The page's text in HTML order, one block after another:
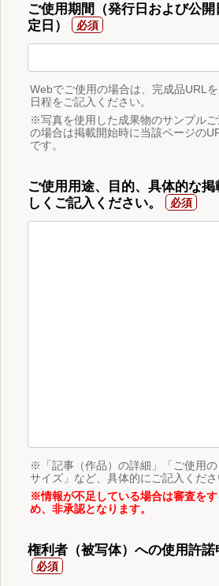
ご使用期間（発行日および公
定日）
Webでご使用の場合は、完成品URL
日程をご記入ください。
※写真を使用した成果物のサンプル
の場合は掲載開始時に当該ページの
です。
ご使用用途、目的、具体的な
しくご記入ください。
※「記事（作品）の詳細」「ご使用
サイズ」など、具体的にご記入くださ
※情報が不足している場合は審査を
め、非承認となります。
権利者（被写体）への使用許諾